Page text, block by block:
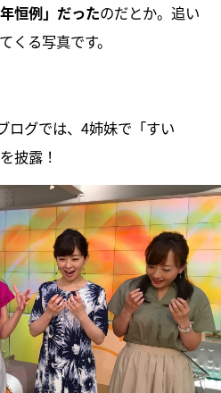
恒例」だったのだとか。追い
くる写真です。
ログでは、4姉妹で「すい
披露！